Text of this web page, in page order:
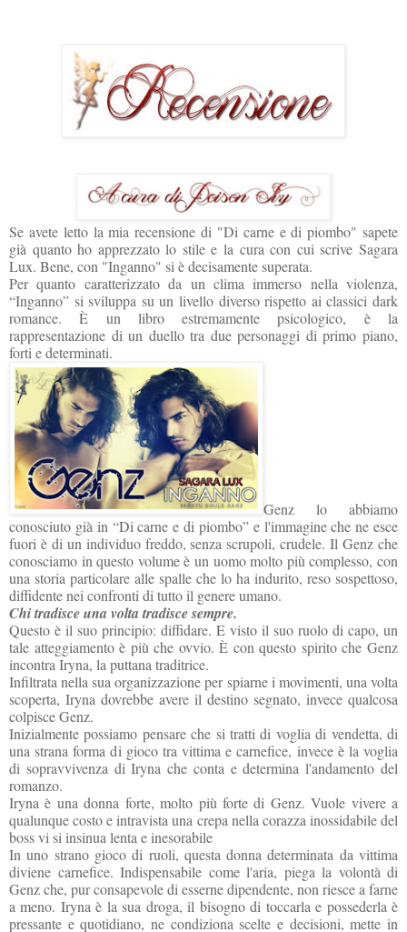
Se avete letto la mia recensione di "Di carne e di piombo" sapete
già quanto ho apprezzato lo stile e la cura con cui scrive Sagara
Lux. Bene, con "Inganno" si è decisamente superata.
Per quanto caratterizzato da un clima immerso nella violenza,
“Inganno” si sviluppa su un livello diverso rispetto ai classici dark
romance. È un libro estremamente psicologico, è la
rappresentazione di un duello tra due personaggi di primo piano,
forti e determinati.
Genz lo abbiamo
conosciuto già in “Di carne e di piombo” e l'immagine che ne esce
fuori è di un individuo freddo, senza scrupoli, crudele. Il Genz che
conosciamo in questo volume è un uomo molto più complesso, con
una storia particolare alle spalle che lo ha indurito, reso sospettoso,
diffidente nei confronti di tutto il genere umano.
Chi tradisce una volta tradisce sempre.
Questo è il suo principio: diffidare. E visto il suo ruolo di capo, un
tale atteggiamento è più che ovvio. È con questo spirito che Genz
incontra Iryna, la puttana traditrice.
Infiltrata nella sua organizzazione per spiarne i movimenti, una volta
scoperta, Iryna dovrebbe avere il destino segnato, invece qualcosa
colpisce Genz.
Inizialmente possiamo pensare che si tratti di voglia di vendetta, di
una strana forma di gioco tra vittima e carnefice, invece è la voglia
di sopravvivenza di Iryna che conta e determina l'andamento del
romanzo.
Iryna è una donna forte, molto più forte di Genz. Vuole vivere a
qualunque costo e intravista una crepa nella corazza inossidabile del
boss vi si insinua lenta e inesorabile
In uno strano gioco di ruoli, questa donna determinata da vittima
diviene carnefice. Indispensabile come l'aria, piega la volontà di
Genz che, pur consapevole di esserne dipendente, non riesce a farne
a meno. Iryna è la sua droga, il bisogno di toccarla e possederla è
pressante e quotidiano, ne condiziona scelte e decisioni, mette in